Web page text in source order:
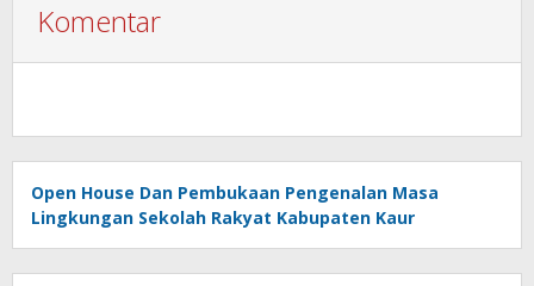
Komentar
Open House Dan Pembukaan Pengenalan Masa
Lingkungan Sekolah Rakyat Kabupaten Kaur